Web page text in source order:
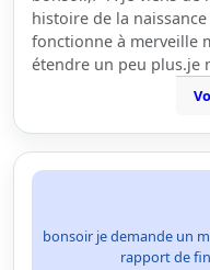
histoire de la
fonctionne à merveille
étendre un peu plus.je
bonsoir je demande un
rapport de